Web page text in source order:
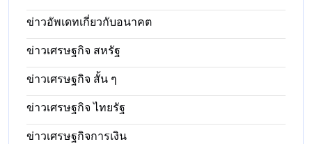
ข่าวอัพเดทเกี่ยวกับอนาคต
ข่าวเศรษฐกิจ สหรัฐ
ข่าวเศรษฐกิจ สั้น ๆ
ข่าวเศรษฐกิจ ไทยรัฐ
ข่าวเศรษฐกิจการเงิน